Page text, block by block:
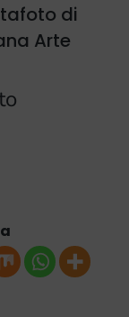
di
Arte